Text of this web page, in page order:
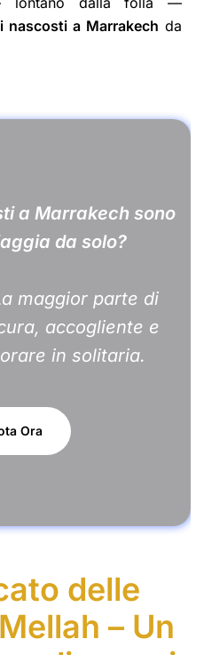
nascosti a Marrakech da
a Marrakech sono
da solo?
maggior parte di
accogliente e
in solitaria.
Ora
delle
– Un